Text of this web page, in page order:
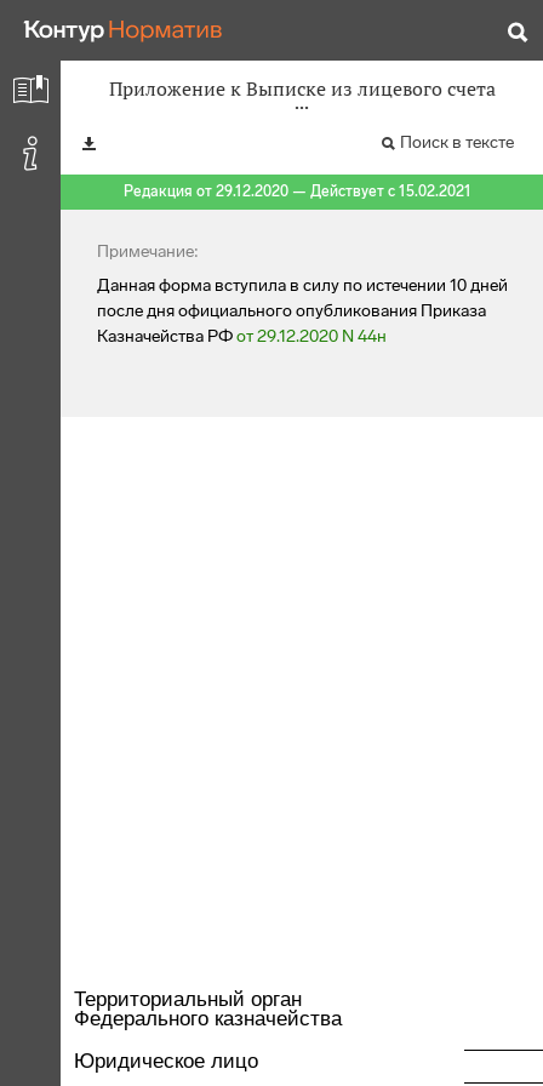
Приложение к Выписке из лицевого счета
Поиск в тексте
Редакция от 29.12.2020 — Действует с 15.02.2021
Примечание:
Данная форма вступила в силу по истечении 10 дней
после дня официального опубликования Приказа
Казначейства РФот 29.12.2020 N 44н
Территориальный орган
Федерального казначейства
Юридическое лицо